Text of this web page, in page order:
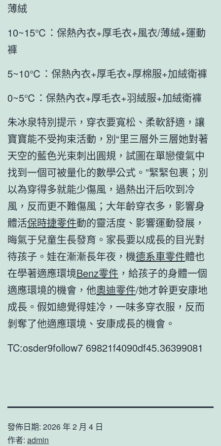
薄絨
10~15℃：保熱內衣+厚毛衣+風衣/薄絨+運動
褲
5~10℃：保熱內衣+厚毛衣+厚棉服+加絨衛褲
0~5℃：保熱內衣+厚毛衣+羽絨服+加絨衛褲
朱冰泉特別提示，穿衣要寬松、柔軟舒適，讓
寶寶能不受拘束活動，別“里三層外三層她對著
天空的藍色光束刺出圓規，試圖在單戀傻氣中
找到一個可被量化的數學公式。”緊緊包裹；別
以為穿得多就能少傷風，過熱出汗后吹到冷
風，反而更不難傷風；大年齡穿衣多，影響身
體活保時捷零件動的靈活度、影響運動發展，
晦氣于兒童生長發育。家長要以成長的目光對
待孩子。娃在漸漸長年夜，機德系車零件體也
在學著適應環境Benz零件 ，給孩子的身體一個
適應環境的機會，他奧迪零件/她才幹更安康地
成長。假如總覺得娃冷，一味多穿衣服，反而
剝奪了他適應環境、安康成長的機會。
TC:osder9follow7 69821f4090df45.36399081
發佈日期: 2026 年 2 月 4 日
作者: admin